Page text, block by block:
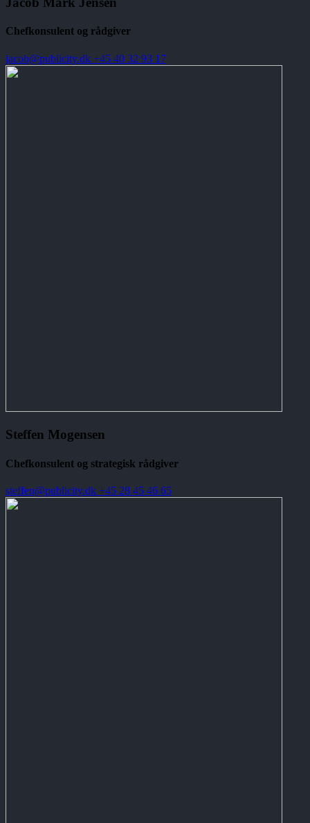
Chefkonsulent og rådgiver
jacob@publicity.dk +45 40 32 93 17
Steffen Mogensen
Chefkonsulent og strategisk rådgiver
steffen@publicity.dk +45 28 45 46 65